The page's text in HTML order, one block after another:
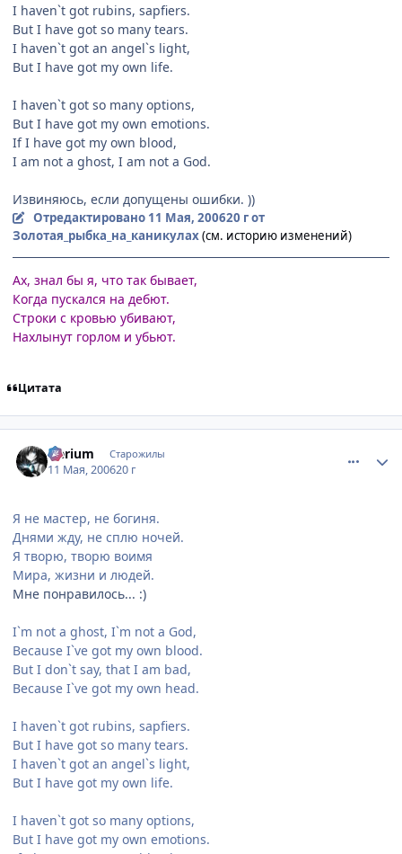
I haven`t got rubins, sapfiers.
But I have got so many tears.
I haven`t got an angel`s light,
But I have got my own life.
I haven`t got so many options,
But I have got my own emotions.
If I have got my own blood,
I am not a ghost, I am not a God.
Извиняюсь, если допущены ошибки. ))
Отредактировано 11 Мая, 200620 гот
Золотая_рыбка_на_каникулах(см. историю изменений)
Ах, знал бы я, что так бывает,
Когда пускался на дебют.
Строки с кровью убивают,
Нахлынут горлом и убьют.
Цитата
Nerium Старожилы
11 Мая, 200620 г
Я не мастер, не богиня.
Днями жду, не сплю ночей.
Я творю, творю воимя
Мира, жизни и людей.
Мне понравилось... :)
I`m not a ghost, I`m not a God,
Because I`ve got my own blood.
But I don`t say, that I am bad,
Because I`ve got my own head.
I haven`t got rubins, sapfiers.
But I have got so many tears.
I haven`t got an angel`s light,
But I have got my own life.
I haven`t got so many options,
But I have got my own emotions.